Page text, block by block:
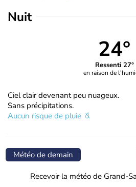
Nuit
24°
Ressenti 27°
en raison de
Ciel clair devenant peu nuageux.
Sans précipitations.
Aucun risque de pluie
Météo de demain
Recevoir la météo de Grand-